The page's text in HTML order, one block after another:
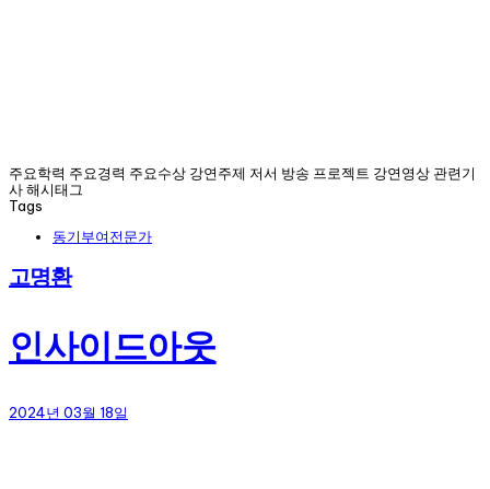
주요학력 주요경력 주요수상 강연주제 저서 방송 프로젝트 강연영상 관련기
사 해시태그
Tags
동기부여전문가
고명환
인사이드아웃
2024년 03월 18일